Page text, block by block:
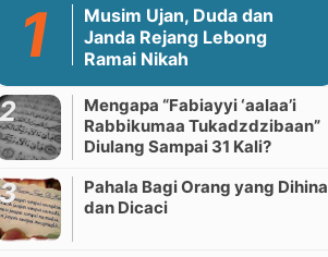
Musim Ujan, Duda dan
Janda Rejang Lebong
Ramai Nikah
Mengapa “Fabiayyi ‘aalaa’i
Rabbikumaa Tukadzdzibaan”
Diulang Sampai 31 Kali?
Pahala Bagi Orang yang Dihina
dan Dicaci